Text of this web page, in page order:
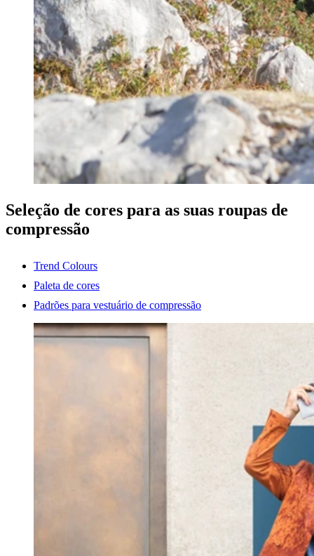
Seleção de cores para as suas roupas de
compressão
Trend Colours
Paleta de cores
Padrões para vestuário de compressão